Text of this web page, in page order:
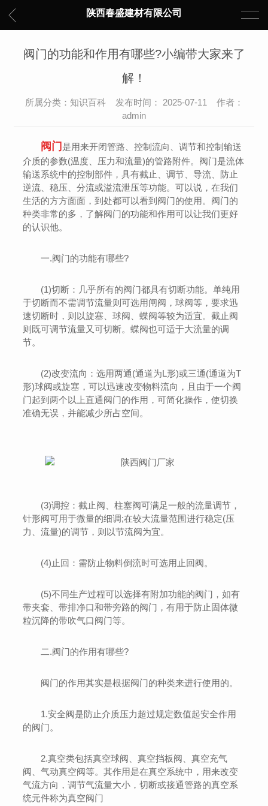
陕西春盛建材有限公司
阀门的功能和作用有哪些?小编带大家来了
解！
所属分类：知识百科 发布时间： 2025-07-11 作者：
admin
阀门 是用来开闭管路、控制流向、调节和控制输送
介质的参数(温度、压力和流量)的管路附件。阀门是流体
输送系统中的控制部件，具有截止、调节、导流、防止
逆流、稳压、分流或溢流泄压等功能。可以说，在我们
生活的方方面面，到处都可以看到阀门的使用。阀门的
种类非常的多，了解阀门的功能和作用可以让我们更好
的认识他。
一.阀门的功能有哪些?
(1)切断：几乎所有的阀门都具有切断功能。单纯用
于切断而不需调节流量则可选用闸阀，球阀等，要求迅
速切断时，则以旋塞、球阀、蝶阀等较为适宜。截止阀
则既可调节流量又可切断。蝶阀也可适于大流量的调
节。
(2)改变流向：选用两通(通道为L形)或三通(通道为T
形)球阀或旋塞，可以迅速改变物料流向，且由于一个阀
门起到两个以上直通阀门的作用，可简化操作，使切换
准确无误，并能减少所占空间。
(3)调控：截止阀、柱塞阀可满足一般的流量调节，
针形阀可用于微量的细调;在较大流量范围进行稳定(压
力、流量)的调节，则以节流阀为宜。
(4)止回：需防止物料倒流时可选用止回阀。
(5)不同生产过程可以选择有附加功能的阀门，如有
带夹套、带排净口和带旁路的阀门，有用于防止固体微
粒沉降的带吹气口阀门等。
二.阀门的作用有哪些?
阀门的作用其实是根据阀门的种类来进行使用的。
1.安全阀是防止介质压力超过规定数值起安全作用
的阀门。
2.真空类包括真空球阀、真空挡板阀、真空充气
阀、气动真空阀等。其作用是在真空系统中，用来改变
气流方向，调节气流量大小，切断或接通管路的真空系
统元件称为真空阀门